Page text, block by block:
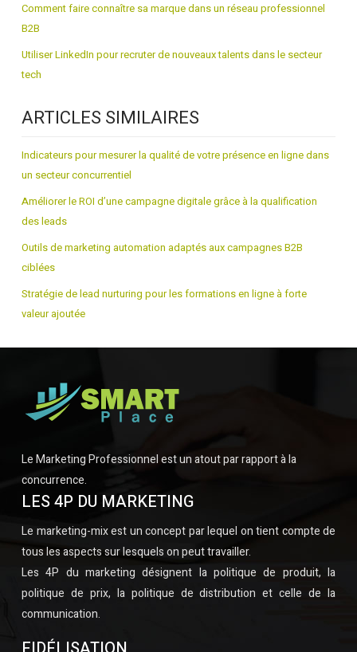
Comment faire connaître sa marque dans un réseau professionnel
B2B
Utiliser LinkedIn pour recruter de nouveaux talents dans le secteur
tech
ARTICLES SIMILAIRES
Indicateurs pour mesurer la qualité de votre présence en ligne dans
un secteur concurrentiel
Améliorer le ROI d’une campagne digitale grâce à la qualification
des leads
Outils de marketing automation adaptés aux campagnes B2B
ciblées
Stratégie de lead nurturing pour les formations en ligne à forte
valeur ajoutée
Le Marketing Professionnel est un atout par rapport à la
concurrence.
LES 4P DU MARKETING
Le marketing-mix est un concept par lequel on tient compte de
tous les aspects sur lesquels on peut travailler.
Les 4P du marketing désignent la politique de produit, la
politique de prix, la politique de distribution et celle de la
communication.